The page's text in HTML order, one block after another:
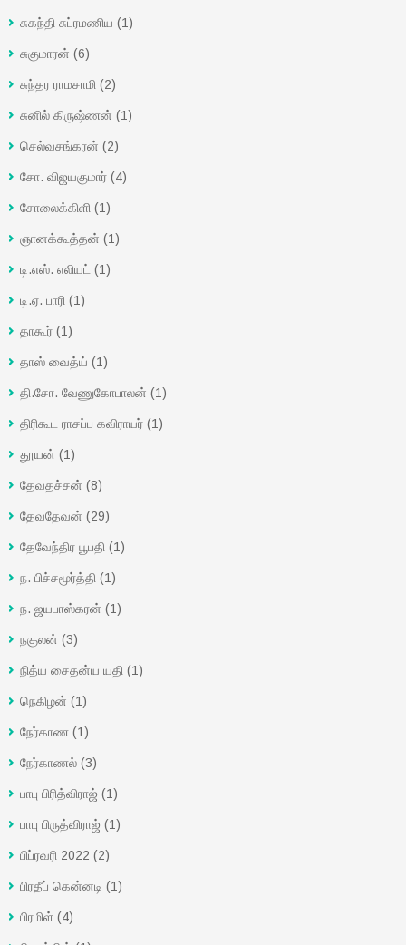
சுகந்தி சுப்ரமணிய (1)
சுகுமாரன் (6)
சுந்தர ராமசாமி (2)
சுனில் கிருஷ்ணன் (1)
செல்வசங்கரன் (2)
சோ. விஜயகுமார் (4)
சோலைக்கிளி (1)
ஞானக்கூத்தன் (1)
டி.எஸ். எலியட் (1)
டி.ஏ. பாரி (1)
தாகூர் (1)
தாஸ் வைத்ய் (1)
தி.சோ. வேணுகோபாலன் (1)
திரிகூட ராசப்ப கவிராயர் (1)
தூயன் (1)
தேவதச்சன் (8)
தேவதேவன் (29)
தேவேந்திர பூபதி (1)
ந. பிச்சமூர்த்தி (1)
ந. ஜயபாஸ்கரன் (1)
நகுலன் (3)
நித்ய சைதன்ய யதி (1)
நெகிழன் (1)
நேர்காண (1)
நேர்காணல் (3)
பாபு பிரித்விராஜ் (1)
பாபு பிருத்விராஜ் (1)
பிப்ரவரி 2022 (2)
பிரதீப் கென்னடி (1)
பிரமிள் (4)